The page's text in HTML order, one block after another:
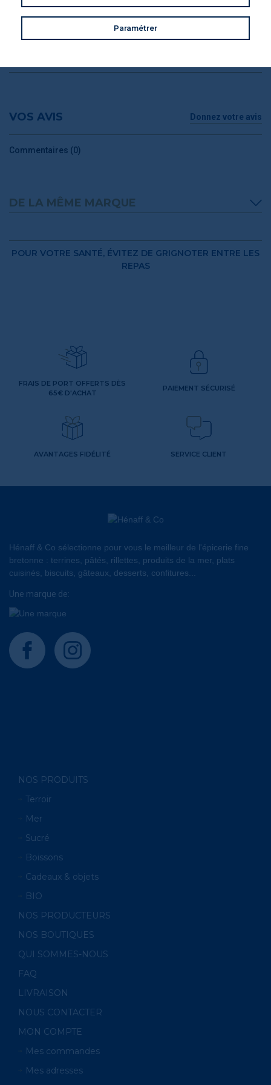
Paramétrer
INFORMATIONS NUTRITIONNELLES
VOS AVIS Donnez votre avis
Commentaires (0)
DE LA MÊME MARQUE
POUR VOTRE SANTÉ, ÉVITEZ DE GRIGNOTER ENTRE LES
REPAS
FRAIS DE PORT OFFERTS DÈS
65€ D'ACHAT
PAIEMENT SÉCURISÉ
AVANTAGES FIDÉLITÉ SERVICE CLIENT
Hénaff & Co sélectionne pour vous le meilleur de l'épicerie fine
bretonne : terrines, pâtés, rillettes, produits de la mer, plats
cuisinés, biscuits, gâteaux, desserts, confitures...
Une marque de:
facebook instagram
NOS PRODUITS
Terroir
Mer
Sucré
Boissons
Cadeaux & objets
BIO
NOS PRODUCTEURS
NOS BOUTIQUES
QUI SOMMES-NOUS
FAQ
LIVRAISON
NOUS CONTACTER
MON COMPTE
Mes commandes
Mes adresses